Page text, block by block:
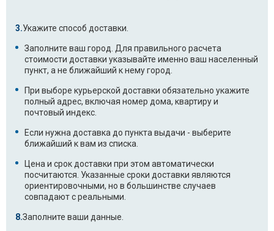
Укажите способ доставки.
Заполните ваш город. Для правильного расчета
стоимости доставки указывайте именно ваш населенный
пункт, а не ближайший к нему город.
При выборе курьерской доставки обязательно укажите
полный адрес, включая номер дома, квартиру и
почтовый индекс.
Если нужна доставка до пункта выдачи - выберите
ближайший к вам из списка.
Цена и срок доставки при этом автоматически
посчитаются. Указанные сроки доставки являются
ориентировочными, но в большинстве случаев
совпадают с реальными.
Заполните ваши данные.